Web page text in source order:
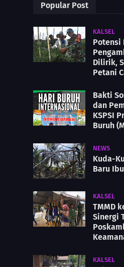
Popular Post
KALSEL
Potensi
Dilirik,
Petani
Bakti
dan
KSPSI
Buruh
NEWS
Kuda-
Baru
KALSEL
TMMD
Sinergi
KALSEL